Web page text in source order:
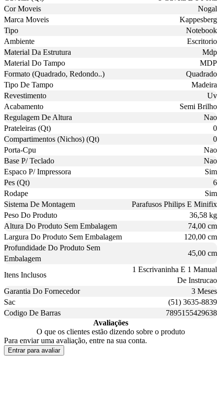
Cor Moveis
Nogal
Marca Moveis
Kappesberg
Tipo
Notebook
Ambiente
Escritorio
Material Da Estrutura
Mdp
Material Do Tampo
MDP
Formato (Quadrado, Redondo..)
Quadrado
Tipo De Tampo
Madeira
Revestimento
Uv
Acabamento
Semi Brilho
Regulagem De Altura
Nao
Prateleiras (Qt)
0
Compartimentos (Nichos) (Qt)
0
Porta-Cpu
Nao
Base P/ Teclado
Nao
Espaco P/ Impressora
Sim
Pes (Qt)
6
Rodape
Sim
Sistema De Montagem
Parafusos Philips E Minifix
Peso Do Produto
36,58 kg
Altura Do Produto Sem Embalagem
74,00 cm
Largura Do Produto Sem Embalagem
120,00 cm
Profundidade Do Produto Sem
Embalagem
45,00 cm
Itens Inclusos
1 Escrivaninha E 1 Manual
De Instrucao
Garantia Do Fornecedor
3 Meses
Sac
(51) 3635-8839
Codigo De Barras
7895155429638
Avaliações
O que os clientes estão dizendo sobre o produto
Para enviar uma avaliação, entre na sua conta.
Entrar para avaliar